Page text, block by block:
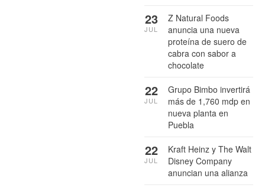
Z Natural Foods
anuncia una nueva
proteína de suero de
cabra con sabor a
chocolate
23
JUL
Grupo Bimbo invertirá
más de 1,760 mdp en
nueva planta en
Puebla
22
JUL
Kraft Heinz y The Walt
Disney Company
anuncian una alianza
22
JUL